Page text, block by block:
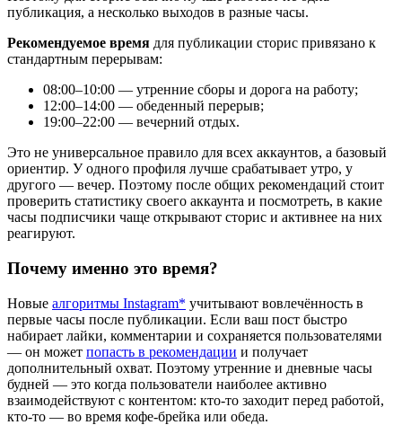
публикация, а несколько выходов в разные часы.
Рекомендуемое время для публикации сторис привязано к
стандартным перерывам:
08:00–10:00 — утренние сборы и дорога на работу;
12:00–14:00 — обеденный перерыв;
19:00–22:00 — вечерний отдых.
Это не универсальное правило для всех аккаунтов, а базовый
ориентир. У одного профиля лучше срабатывает утро, у
другого — вечер. Поэтому после общих рекомендаций стоит
проверить статистику своего аккаунта и посмотреть, в какие
часы подписчики чаще открывают сторис и активнее на них
реагируют.
Почему именно это время?
Новые алгоритмы Instagram* учитывают вовлечённость в
первые часы после публикации. Если ваш пост быстро
набирает лайки, комментарии и сохраняется пользователями
— он может попасть в рекомендации и получает
дополнительный охват. Поэтому утренние и дневные часы
будней — это когда пользователи наиболее активно
взаимодействуют с контентом: кто-то заходит перед работой,
кто-то — во время кофе-брейка или обеда.